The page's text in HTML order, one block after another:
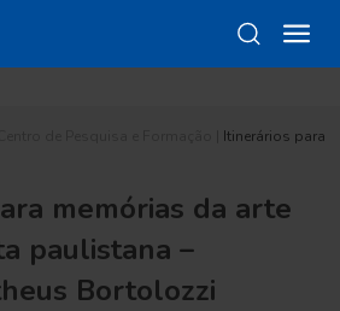
Itinerários para
memórias da arte
paulistana –
Bortolozzi